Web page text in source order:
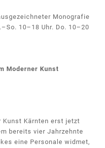
Mo­no­gra­fie
10–18 Uhr. Do. 10–20
Moderner Kunst
Kunst Kärnten erst jetzt
bereits vier Jahrzehnte
eine Personale widmet,